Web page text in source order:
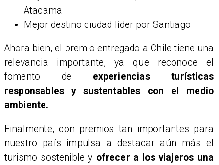
Atacama
Mejor destino ciudad líder por Santiago
Ahora bien, el premio entregado a Chile tiene una
relevancia importante, ya que reconoce el
fomento de experiencias turísticas
responsables y sustentables con el medio
ambiente.
Finalmente, con premios tan importantes para
nuestro país impulsa a destacar aún más el
turismo sostenible y ofrecer a los viajeros una